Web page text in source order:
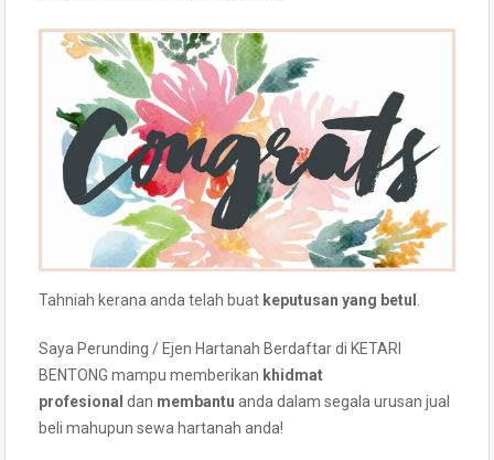
Tahniah kerana anda telah buat keputusan yang betul
Saya Perunding / Ejen Hartanah Berdaftar di KETARI
BENTONG mampu memberikan khidmat
profesional dan membantu anda dalam segala urusan jual
beli mahupun sewa hartanah anda!